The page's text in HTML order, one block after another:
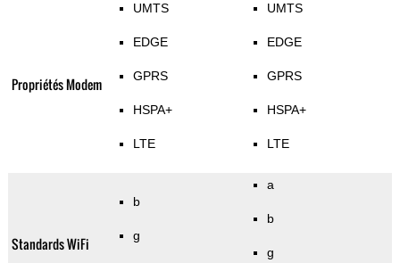
Propriétés Modem
UMTS
EDGE
GPRS
HSPA+
LTE
UMTS
EDGE
GPRS
HSPA+
LTE
Standards WiFi
b
g
a
b
g